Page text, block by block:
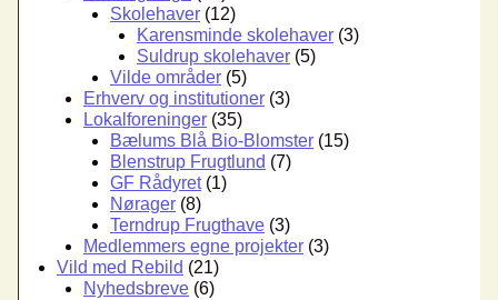
Skolehaver (12)
Karensminde skolehaver (3)
Suldrup skolehaver (5)
Vilde områder (5)
Erhverv og institutioner (3)
Lokalforeninger (35)
Bælums Blå Bio-Blomster (15)
Blenstrup Frugtlund (7)
GF Rådyret(1)
Nørager (8)
Terndrup Frugthave (3)
Medlemmers egne projekter (3)
Vild med Rebild (21)
Nyhedsbreve (6)